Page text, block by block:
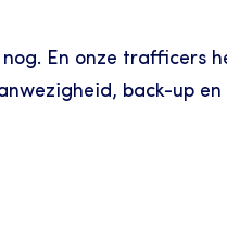
En onze trafficers
back-up